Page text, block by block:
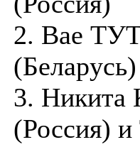
2. Вае
(Беларусь)
3.
(Россия)